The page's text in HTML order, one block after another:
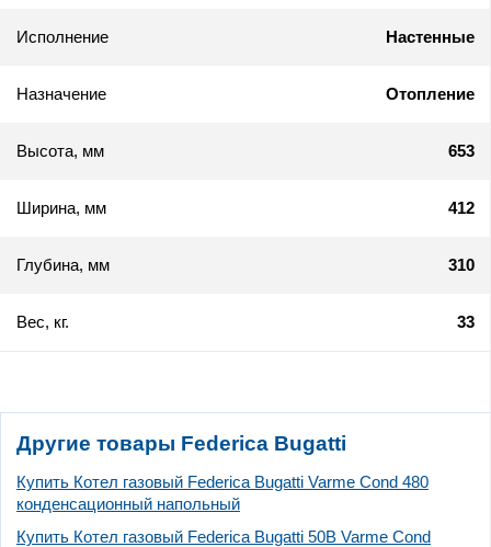
Исполнение Настенные
Назначение Отопление
Высота, мм 653
Ширина, мм 412
Глубина, мм 310
Вес, кг. 33
Другие товары Federica Bugatti
Купить Котел газовый Federica Bugatti Varme Cond 480
конденсационный напольный
Купить Котел газовый Federica Bugatti 50В Varme Cond